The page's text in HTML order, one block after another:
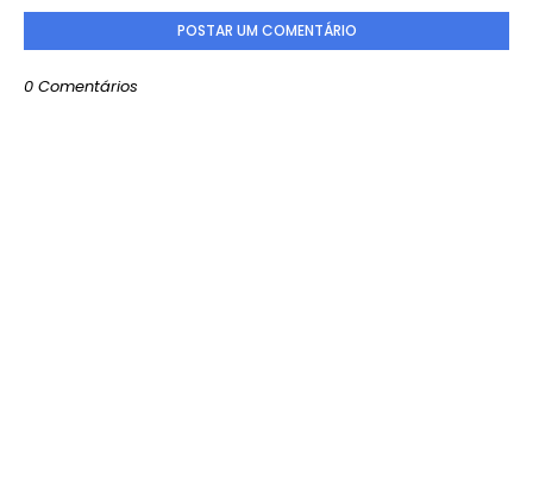
POSTAR UM COMENTÁRIO
0 Comentários